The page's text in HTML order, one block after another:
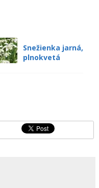
Snežienka jarná,
plnokvetá